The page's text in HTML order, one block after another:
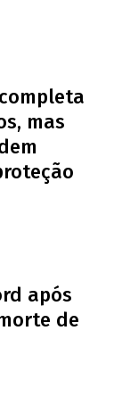
mas
após
de